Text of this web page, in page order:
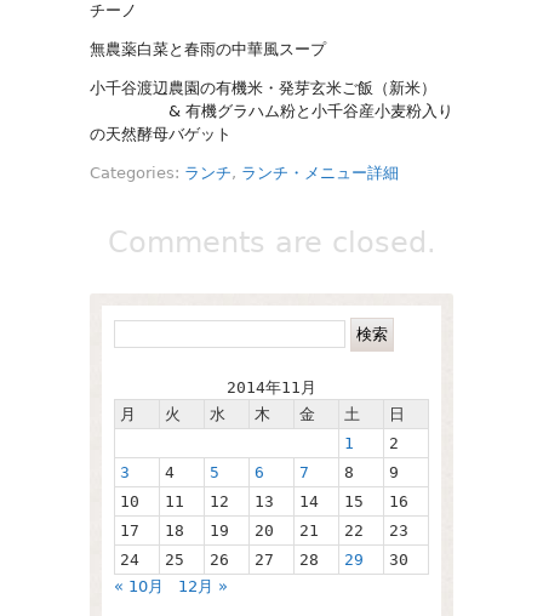
チーノ
無農薬白菜と春雨の中華風スープ
小千谷渡辺農園の有機米・発芽玄米ご飯（新米）
& 有機グラハム粉と小千谷産小麦粉入り
の天然酵母バゲット
Categories: ランチ, ランチ・メニュー詳細
Comments are closed.
2014年11月
月
火 水 木 金 土
日
1
2
3
4 5 6 7 8
9
10
11 12 13 14 15
16
17
18 19 20 21 22
23
24
25 26 27 28 29
30
« 10月
12月 »